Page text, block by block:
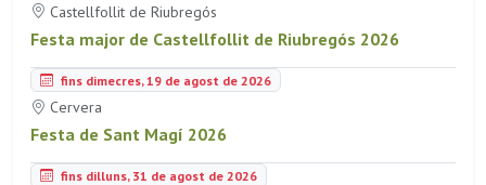
Castellfollit de Riubregós
Festa major de Castellfollit de Riubregós 2026
fins dimecres, 19 de agost de 2026
Cervera
Festa de Sant Magí 2026
fins dilluns, 31 de agost de 2026